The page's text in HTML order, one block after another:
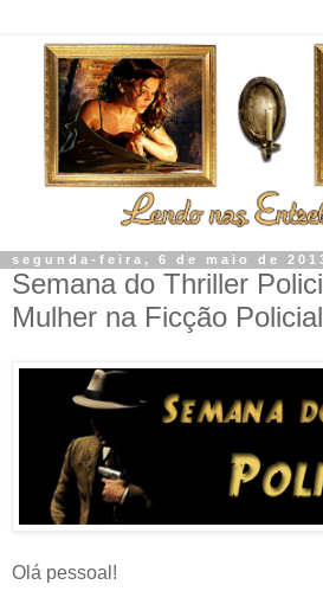
segunda-feira, 6 de maio de
Semana do Thriller
Mulher na Ficção Policial
Olá pessoal!